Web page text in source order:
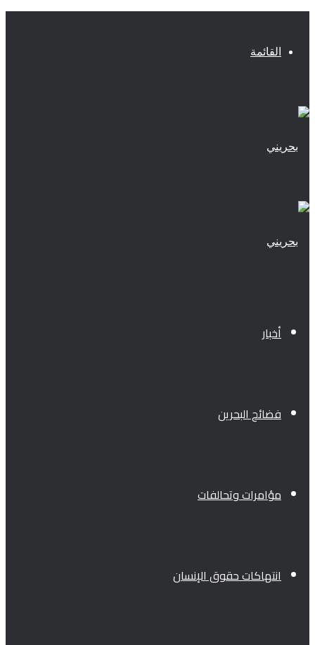
القائمة
أخبار
فضائح البحرين
مؤامرات وتحالفات
انتهاكات حقوق الإنسان